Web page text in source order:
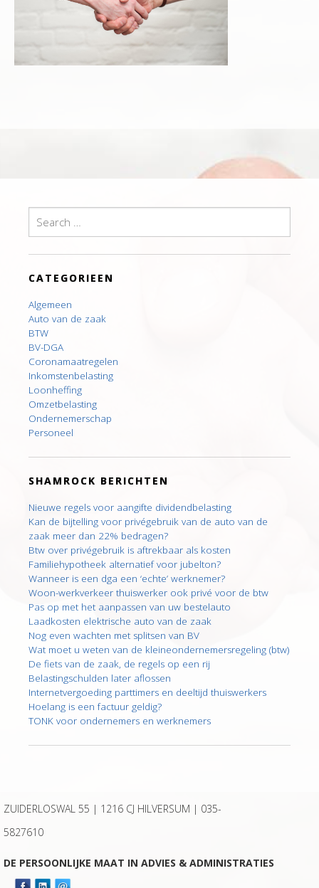
for:
CATEGORIEEN
Algemeen
Auto van de zaak
BTW
BV-DGA
Coronamaatregelen
Inkomstenbelasting
Loonheffing
Omzetbelasting
Ondernemerschap
Personeel
SHAMROCK BERICHTEN
Nieuwe regels voor aangifte dividendbelasting
Kan de bijtelling voor privégebruik van de auto van de
zaak meer dan 22% bedragen?
Btw over privégebruik is aftrekbaar als kosten
Familiehypotheek alternatief voor jubelton?
Wanneer is een dga een ‘echte’ werknemer?
Woon-werkverkeer thuiswerker ook privé voor de btw
Pas op met het aanpassen van uw bestelauto
Laadkosten elektrische auto van de zaak
Nog even wachten met splitsen van BV
Wat moet u weten van de kleineondernemersregeling (btw)
De fiets van de zaak, de regels op een rij
Belastingschulden later aflossen
Internetvergoeding parttimers en deeltijd thuiswerkers
Hoelang is een factuur geldig?
TONK voor ondernemers en werknemers
ZUIDERLOSWAL 55 | 1216 CJ HILVERSUM | 035-
5827610
DE PERSOONLIJKE MAAT IN ADVIES & ADMINISTRATIES